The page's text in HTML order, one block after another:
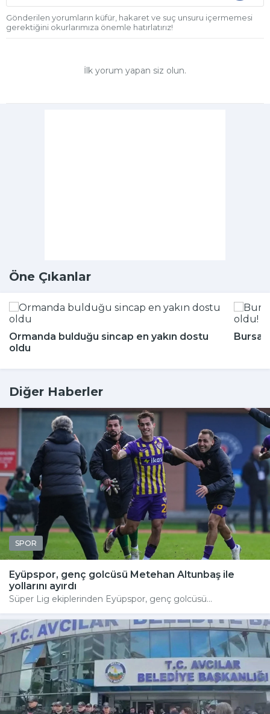
Gönderilen yorumların küfür, hakaret ve suç unsuru içermemesi
gerektiğini okurlarımıza önemle hatırlatırız!
İlk yorum yapan siz olun.
Öne Çıkanlar
Ormanda bulduğu sincap en yakın dostu
oldu
Diğer Haberler
SPOR
Eyüpspor, genç golcüsü Metehan Altunbaş ile
yollarını ayırdı
Süper Lig ekiplerinden Eyüpspor, genç golcüsü...